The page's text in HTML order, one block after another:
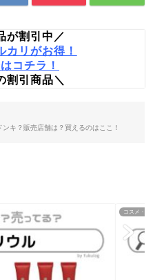
が割引中／
カリがお得！
コチラ！
割引商品＼
キ？販売店舗は？買えるのはここ！
コスメ・ヘ